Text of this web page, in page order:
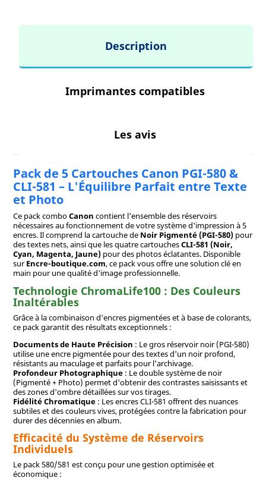
Description
Imprimantes compatibles
Les avis
Pack de 5 Cartouches Canon PGI-580 &
CLI-581 – L'Équilibre Parfait entre Texte
et Photo
Ce pack comboCanon contient l'ensemble des réservoirs
nécessaires au fonctionnement de votre système d'impression à 5
encres. Il comprend la cartouche de Noir Pigmenté (PGI-580)pour
des textes nets, ainsi que les quatre cartouchesCLI-581 (Noir,
Cyan, Magenta, Jaune)pour des photos éclatantes. Disponible
surEncre-boutique.com, ce pack vous offre une solution clé en
main pour une qualité d'image professionnelle.
Technologie ChromaLife100 : Des Couleurs
Inaltérables
Grâce à la combinaison d'encres pigmentées et à base de colorants,
ce pack garantit des résultats exceptionnels :
Documents de Haute Précision : Le gros réservoir noir (PGI-580)
utilise une encre pigmentée pour des textes d'un noir profond,
résistants au maculage et parfaits pour l'archivage.
Profondeur Photographique: Le double système de noir
(Pigmenté + Photo) permet d'obtenir des contrastes saisissants et
des zones d'ombre détaillées sur vos tirages.
Fidélité Chromatique: Les encres CLI-581 offrent des nuances
subtiles et des couleurs vives, protégées contre la fabrication pour
durer des décennies en album.
Efficacité du Système de Réservoirs
Individuels
Le pack 580/581 est conçu pour une gestion optimisée et
économique :